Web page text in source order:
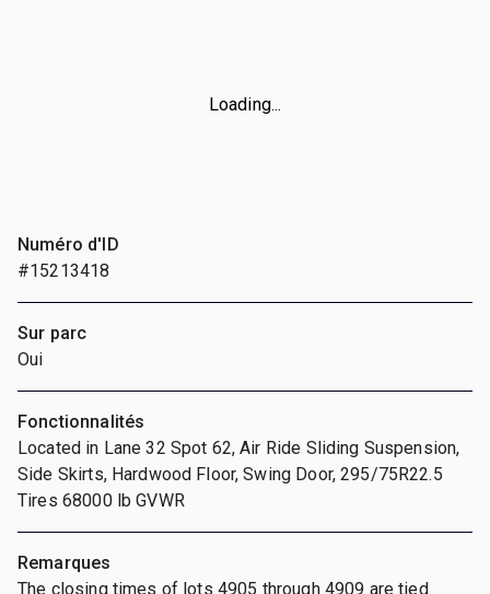
Loading...
Numéro d'ID
#15213418
Sur parc
Oui
Fonctionnalités
Located in Lane 32 Spot 62, Air Ride Sliding Suspension,
Side Skirts, Hardwood Floor, Swing Door, 295/75R22.5
Tires 68000 lb GVWR
Remarques
The closing times of lots 4905 through 4909 are tied